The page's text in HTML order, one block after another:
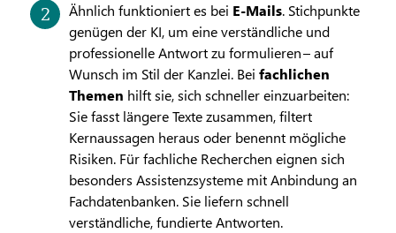
Ähnlich funktioniert es bei E-Mails. Stichpunkte
genügen der KI, um eine verständliche und
professionelle Antwort zu formulieren – auf
Wunsch im Stil der Kanzlei. Bei fachlichen
Themen hilft sie, sich schneller einzuarbeiten:
Sie fasst längere Texte zusammen, filtert
Kernaussagen heraus oder benennt mögliche
Risiken. Für fachliche Recherchen eignen sich
besonders Assistenzsysteme mit Anbindung an
Fachdatenbanken. Sie liefern schnell
verständliche, fundierte Antworten.